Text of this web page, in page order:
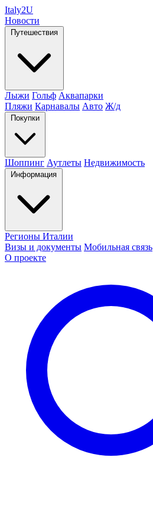
Italy2U
Новости
Путешествия
Лыжи Гольф Аквапарки
Пляжи Карнавалы Авто Ж/д
Покупки
Шоппинг Аутлеты Недвижимость
Информация
Регионы Италии
Визы и документы Мобильная связь
О проекте